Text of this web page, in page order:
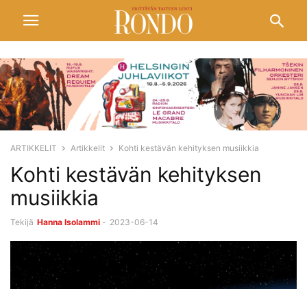
ARTIKKELIT Artikkelit Kohti kestävän kehityksen musiikkia
Kohti kestävän kehityksen
musiikkia
Tekijä Hanna Isolammi - 2023-06-14